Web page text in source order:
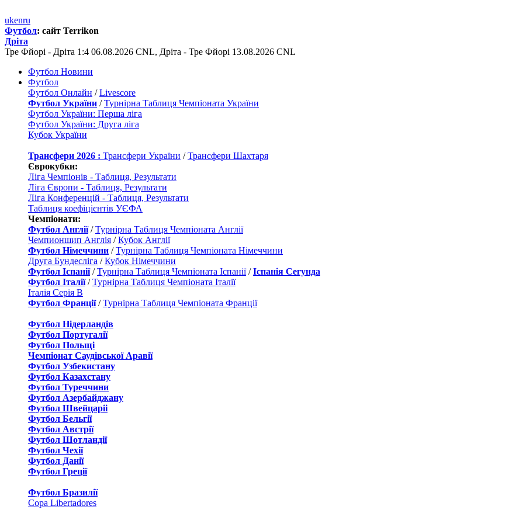
ukenru
Футбол: сайт Terrikon
Дріта
Тре Фйорі - Дріта 1:4 06.08.2026 CNL, Дріта - Тре Фйорі 13.08.2026 CNL
Футбол Новини
Футбол
Футбол Онлайн /Livescore
Футбол України /Турнірна Таблиця Чемпіоната України
Футбол України: Перша ліга
Футбол України: Друга ліга
Кубок України
Трансфери 2026 : Трансфери України /Трансфери Шахтаря
Єврокубки:
Ліга Чемпіонів - Таблиця, Результати
Ліга Європи - Таблиця, Результати
Ліга Конференцій - Таблиця, Результати
Таблиця коефіцієнтів УЄФА
Чемпіонати:
Футбол Англії/Турнірна Таблиця Чемпіоната Англії
Чемпионшип Англія /Кубок Англії
Футбол Німеччини /Турнірна Таблиця Чемпіоната Німеччини
Друга Бундесліга /Кубок Німеччини
Футбол Іспанії/Турнірна Таблиця Чемпіоната Іспанії/Іспанія Сегунда
Футбол Італії/Турнірна Таблиця Чемпіоната Італії
Італія Серія B
Футбол Франції/Турнірна Таблиця Чемпіоната Франції
Футбол Нідерландiв
Футбол Португалії
Футбол Польщі
Чемпіонат Саудівської Аравії
Футбол Узбекистану
Футбол Казахстану
Футбол Туреччини
Футбол Азербайджану
Футбол Швейцаріі
Футбол Бельгії
Футбол Австрії
Футбол Шотландії
Футбол Чехії
Футбол Данії
Футбол Греції
Футбол Бразилії
Copa Libertadores